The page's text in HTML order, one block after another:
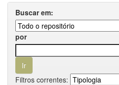
Buscar em:
por
Filtros correntes: